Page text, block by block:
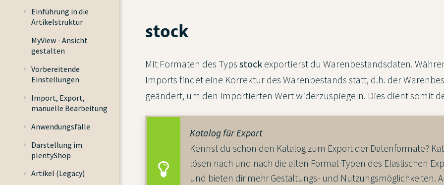
Einführung in die
Artikelstruktur
MyView - Ansicht
gestalten
Vorbereitende
Einstellungen
Import, Export,
manuelle Bearbeitung
Anwendungsfälle
Darstellung im
plentyShop
Artikel (Legacy)
stock
Mit Formaten des Typsstockexportierst du Warenbestandsdaten.
Imports findet eine Korrektur des Warenbestands statt, d.h. der
geändert, um den importierten Wert widerzuspiegeln. Dies dient somit
Katalog für Export
Kennst du schon den Katalog zum Export der Datenformate?
lösen nach und nach die alten Format-Typen des Elastischen
und bieten dir mehr Gestaltungs- und Nutzungsmöglichkeiten.